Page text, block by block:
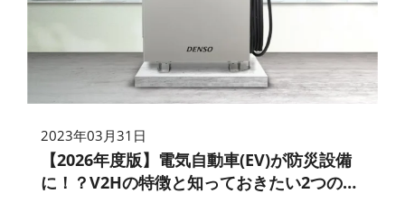
2023年03月31日
【2026年度版】電気自動車(EV)が防災設備
に！？V2Hの特徴と知っておきたい2つのメ